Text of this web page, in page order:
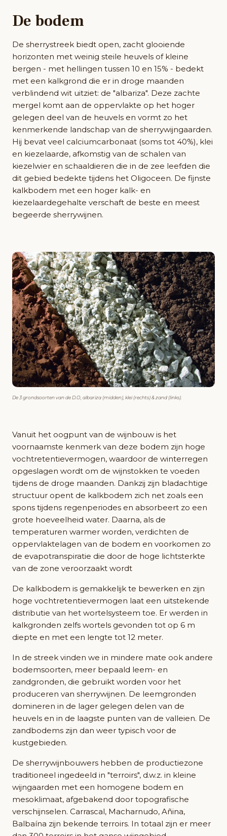
De bodem
De sherrystreek biedt open, zacht glooiende
horizonten met weinig steile heuvels of kleine
bergen - met hellingen tussen 10 en 15% - bedekt
met een kalkgrond die er in droge maanden
verblindend wit uitziet: de "albariza". Deze zachte
mergel komt aan de oppervlakte op het hoger
gelegen deel van de heuvels en vormt zo het
kenmerkende landschap van de sherrywijngaarden.
Hij bevat veel calciumcarbonaat (soms tot 40%), klei
en kiezelaarde, afkomstig van de schalen van
kiezelwier en schaaldieren die in de zee leefden die
dit gebied bedekte tijdens het Oligoceen. De fijnste
kalkbodem met een hoger kalk- en
kiezelaardegehalte verschaft de beste en meest
begeerde sherrywijnen.
De 3 grondsoorten van de D.O, albariza (midden), klei (rechts) & zand (links).
Vanuit het oogpunt van de wijnbouw is het
voornaamste kenmerk van deze bodem zijn hoge
vochtretentievermogen, waardoor de winterregen
opgeslagen wordt om de wijnstokken te voeden
tijdens de droge maanden. Dankzij zijn bladachtige
structuur opent de kalkbodem zich net zoals een
spons tijdens regenperiodes en absorbeert zo een
grote hoeveelheid water. Daarna, als de
temperaturen warmer worden, verdichten de
oppervlaktelagen van de bodem en voorkomen zo
de evapotranspiratie die door de hoge lichtsterkte
van de zone veroorzaakt wordt
De kalkbodem is gemakkelijk te bewerken en zijn
hoge vochtretentievermogen laat een uitstekende
distributie van het wortelsysteem toe. Er werden in
kalkgronden zelfs wortels gevonden tot op 6 m
diepte en met een lengte tot 12 meter.
In de streek vinden we in mindere mate ook andere
bodemsoorten, meer bepaald leem- en
zandgronden, die gebruikt worden voor het
produceren van sherrywijnen. De leemgronden
domineren in de lager gelegen delen van de
heuvels en in de laagste punten van de valleien. De
zandbodems zijn dan weer typisch voor de
kustgebieden.
De sherrywijnbouwers hebben de productiezone
traditioneel ingedeeld in "terroirs", d.w.z. in kleine
wijngaarden met een homogene bodem en
mesoklimaat, afgebakend door topografische
verschijnselen. Carrascal, Macharnudo, Añina,
Balbaína zijn bekende terroirs. In totaal zijn er meer